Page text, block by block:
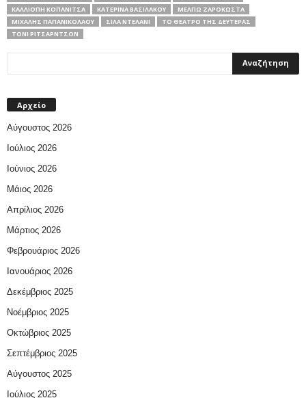
ΚΑΛΛΙΌΠΗ ΚΟΠΑΝΊΤΣΑ
ΚΑΤΕΡΊΝΑ ΒΑΣΙΛΆΚΟΥ
ΜΈΛΠΩ ΖΑΡΌΚΩΣΤΑ
ΜΙΧΆΛΗΣ ΠΑΠΑΝΙΚΟΛΆΟΥ
ΣΊΛΑ ΝΤΕΛΆΝΙ
ΤΟ ΘΈΑΤΡΟ ΤΗΣ ΔΕΥΤΈΡΑΣ
ΤΌΝΙ ΡΊΤΣΑΡΝΤΣΟΝ
Αρχείο
Αύγουστος 2026
Ιούλιος 2026
Ιούνιος 2026
Μάιος 2026
Απρίλιος 2026
Μάρτιος 2026
Φεβρουάριος 2026
Ιανουάριος 2026
Δεκέμβριος 2025
Νοέμβριος 2025
Οκτώβριος 2025
Σεπτέμβριος 2025
Αύγουστος 2025
Ιούλιος 2025